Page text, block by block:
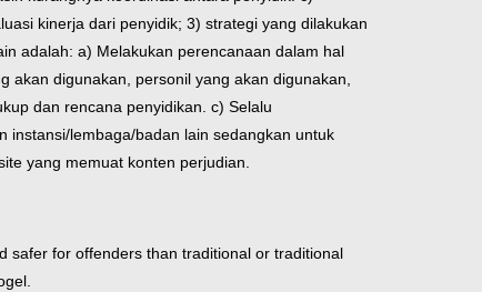
kinerja dari penyidik; 3) strategi yang dilakukan
adalah: a) Melakukan perencanaan dalam hal
akan digunakan, personil yang akan digunakan,
dan rencana penyidikan. c) Selalu
instansi/lembaga/badan lain sedangkan untuk
yang memuat konten perjudian.
safer for offenders than traditional or traditional